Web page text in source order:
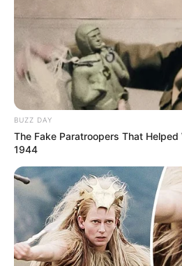
BUZZ DAY
The Fake Paratroopers That
1944